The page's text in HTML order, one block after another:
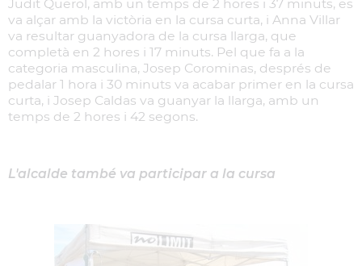
Judit Querol, amb un temps de 2 hores i 37 minuts, es
va alçar amb la victòria en la cursa curta, i Anna Villar
va resultar guanyadora de la cursa llarga, que
completà en 2 hores i 17 minuts. Pel que fa a la
categoria masculina, Josep Corominas, després de
pedalar 1 hora i 30 minuts va acabar primer en la cursa
curta, i Josep Caldas va guanyar la llarga, amb un
temps de 2 hores i 42 segons.
L'alcalde també va participar a la cursa